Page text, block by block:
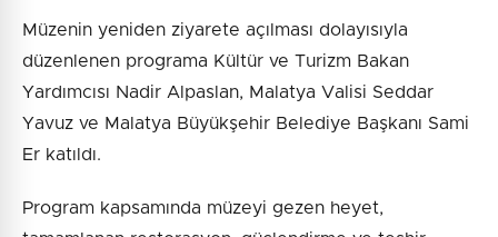
Müzenin yeniden ziyarete açılması dolayısıyla
düzenlenen programa Kültür ve Turizm Bakan
Yardımcısı Nadir Alpaslan, Malatya Valisi Seddar
Yavuz ve Malatya Büyükşehir Belediye Başkanı Sami
Er katıldı.
Program kapsamında müzeyi gezen heyet,